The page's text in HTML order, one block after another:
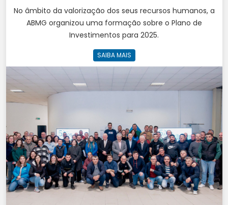
No âmbito da valorização dos seus recursos humanos, a
ABMG organizou uma formação sobre o Plano de
Investimentos para 2025.
SAIBA MAIS